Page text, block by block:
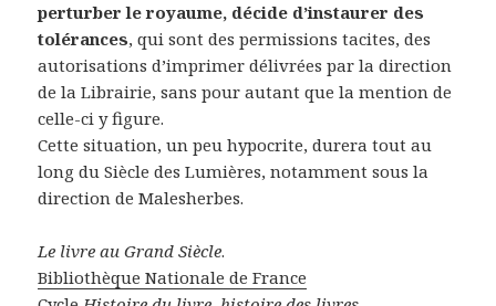
perturber le royaume, décide d’instaurer des
tolérances, qui sont des permissions tacites, des
autorisations d’imprimer délivrées par la direction
de la Librairie, sans pour autant que la mention de
celle-ci y figure.
Cette situation, un peu hypocrite, durera tout au
long du Siècle des Lumières, notamment sous la
direction de Malesherbes.
Le livre au Grand Siècle.
Bibliothèque Nationale de France